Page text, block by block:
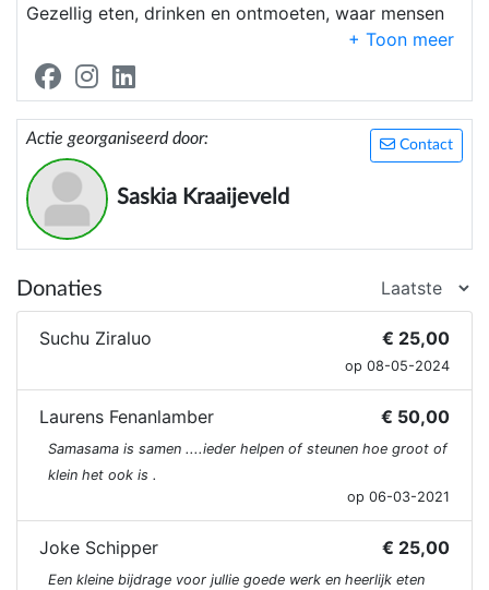
Gezellig eten, drinken en ontmoeten, waar mensen
met een afstand tot de arbeidsmarkt een veilige
plek vinden voor hun dag invulling. En hier door
weer deel nemen aan de maatschappij, ieder op
hun eigen manier in gelijkwaardigheid van elkaar.
Contact
Actie georganiseerd door:
Saskia Kraaijeveld
Donaties
Suchu Ziraluo € 25,00
op 08-05-2024
Laurens Fenanlamber € 50,00
Samasama is samen ....ieder helpen of steunen hoe groot of
klein het ook is .
op 06-03-2021
Joke Schipper € 25,00
Een kleine bijdrage voor jullie goede werk en heerlijk eten